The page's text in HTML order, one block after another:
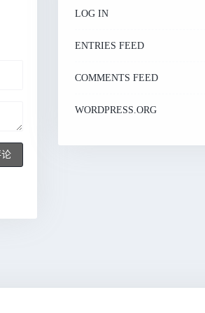
LOG IN
ENTRIES FEED
COMMENTS FEED
WORDPRESS.ORG